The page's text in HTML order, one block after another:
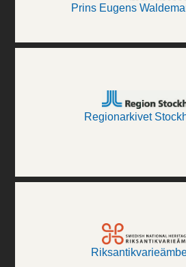
Prins Eugens
Regionarkivet